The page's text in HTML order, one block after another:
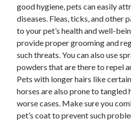
good hygiene, pets can easily
diseases. Fleas, ticks, and other
to your pet’s health and well-
provide proper grooming and
such threats. You can also use
powders that are there to repel
Pets with longer hairs like
horses are also prone to tangled
worse cases. Make sure you
pet’s coat to prevent such